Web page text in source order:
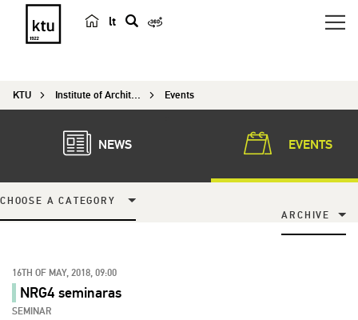
lt
r
h
KTU Institute of Architecture and Construction Events
NEWS EVENTS
CHOOSE A CATEGORY
ARCHIVE
16TH OF MAY, 2018, 09:00
NRG4 seminaras
SEMINAR